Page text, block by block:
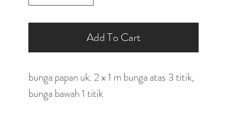
Add To Cart
bunga papan uk. 2 x 1 m bunga atas 3 titik,
bunga bawah 1 titik